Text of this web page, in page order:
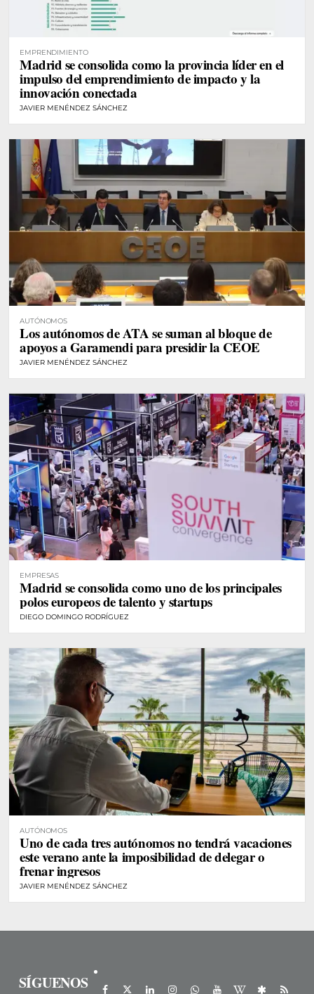
EMPRENDIMIENTO
Madrid se consolida como la provincia líder en el
impulso del emprendimiento de impacto y la
innovación conectada
JAVIER MENÉNDEZ SÁNCHEZ
AUTÓNOMOS
Los autónomos de ATA se suman al bloque de
apoyos a Garamendi para presidir la CEOE
JAVIER MENÉNDEZ SÁNCHEZ
EMPRESAS
Madrid se consolida como uno de los principales
polos europeos de talento y startups
DIEGO DOMINGO RODRÍGUEZ
AUTÓNOMOS
Uno de cada tres autónomos no tendrá vacaciones
este verano ante la imposibilidad de delegar o
frenar ingresos
JAVIER MENÉNDEZ SÁNCHEZ
SÍGUENOS